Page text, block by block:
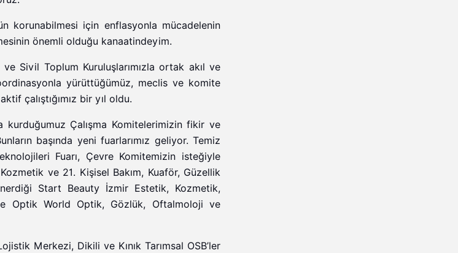
korunabilmesi için enflasyonla mücadelenin
önemli olduğu kanaatindeyim.
Sivil Toplum Kuruluşlarımızla ortak akıl ve
yürüttüğümüz, meclis ve komite
çalıştığımız bir yıl oldu.
kurduğumuz Çalışma Komitelerimizin fikir ve
başında yeni fuarlarımız geliyor. Temiz
Fuarı, Çevre Komitemizin isteğiyle
ve 21. Kişisel Bakım, Kuaför, Güzellik
Start Beauty İzmir Estetik, Kozmetik,
Optik World Optik, Gözlük, Oftalmoloji ve
Merkezi, Dikili ve Kınık Tarımsal OSB’ler